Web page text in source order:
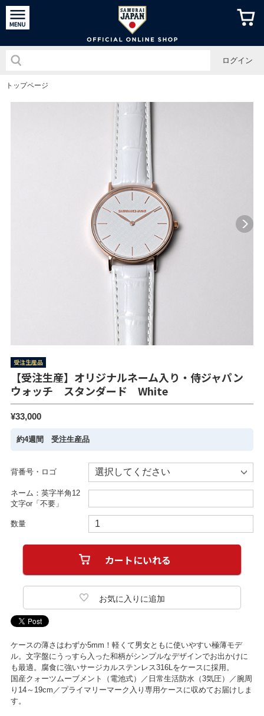
侍ジャパ
ログイン
トップページ
受注生産品
【受注生産】オリジナルネーム入り・侍ジャパン
ウォッチ スタンダード White
¥33,000
約4週間 受注生産品
背番号・ロゴ
ネーム：英字半角12
文字or「不要」
数量
ケースの薄さはわずか5mm！軽くて男女ともに使いやすい極薄モデ
ル。文字盤にうっすら入った和柄がシンプルなデザインでお出かけに
も最適。腐食に強いサージカルステンレス316Lをケースに採用。
国産クォーツムーブメント（電池式）／日常生活防水（3気圧）／腕周
り14～19cm／プライマリーマーク入り専用ケースに収めてお届けしま
す。